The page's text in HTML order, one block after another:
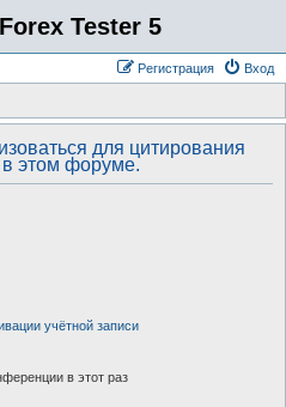
Tester 5
Вход
Регистрация
для цитирования
этом форуме.
учётной записи
в этот раз